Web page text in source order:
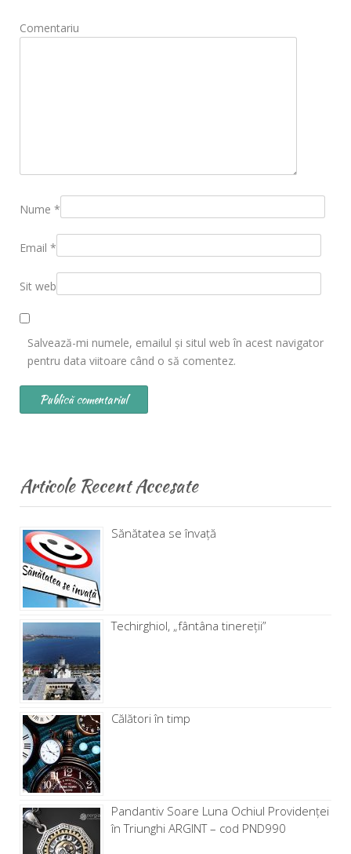
Comentariu
Nume *
Email *
Sit web
Salvează-mi numele, emailul și situl web în acest navigator
pentru data viitoare când o să comentez.
Articole Recent Accesate
Sănătatea se învață
Techirghiol, „fântâna tinereţii”
Călători în timp
Pandantiv Soare Luna Ochiul Providenței
în Triunghi ARGINT – cod PND990